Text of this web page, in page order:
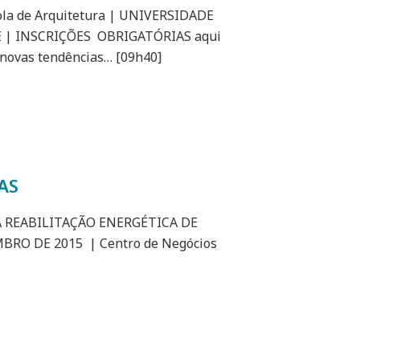
de Arquitetura | UNIVERSIDADE
INSCRIÇÕES OBRIGATÓRIAS aqui
tendências… [09h40]
ENERGÉTICA DE
DE 2015 | Centro de Negócios